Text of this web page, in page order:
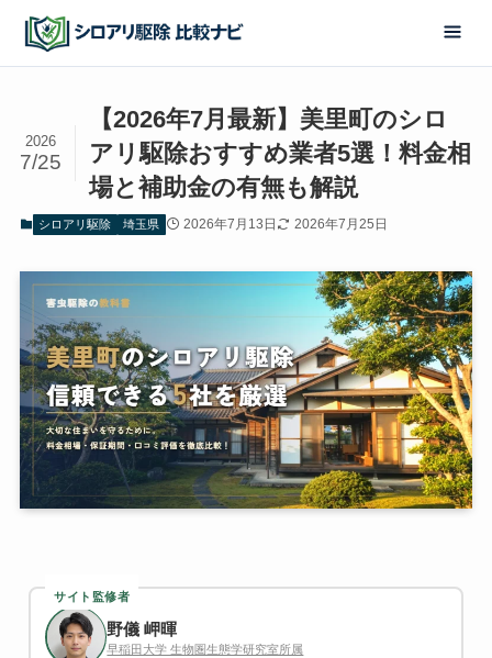
【2026年7月最新】美里町のシロ
アリ駆除おすすめ業者5選！料金相
場と補助金の有無も解説
2026
7/25
シロアリ駆除 埼玉県 2026年7月13日 2026年7月25日
サイト監修者
野儀 岬暉
早稲田大学 生物圏生態学研究室所属